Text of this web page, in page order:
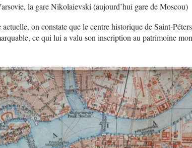
la gare Nikolaievski (aujourd’hui gare de Moscou)
on constate que le centre historique de Saint-
ce qui lui a valu son inscription au patrimoine